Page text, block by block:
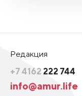
Редакция
+7 4162 222 744
info@amur.life